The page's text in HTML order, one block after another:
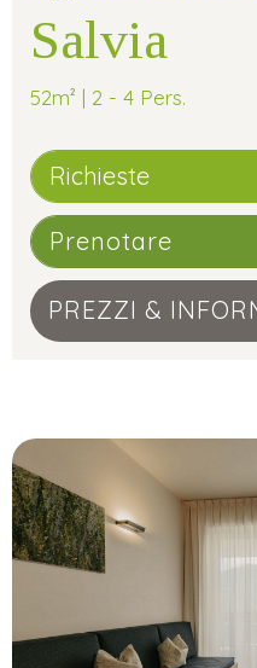
Salvia
52m² | 2 - 4 Pers.
Richieste
Prenotare
PREZZI &